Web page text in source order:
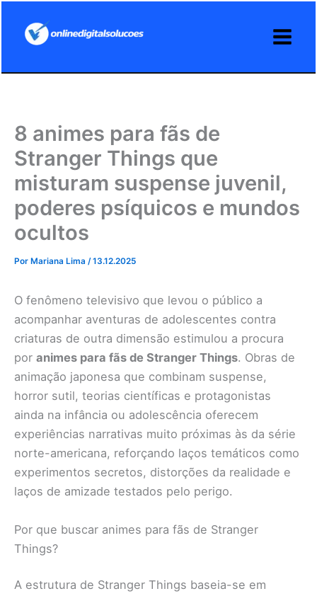
8 animes para fãs de
Stranger Things que
misturam suspense juvenil,
poderes psíquicos e mundos
ocultos
Por Mariana Lima /13.12.2025
O fenômeno televisivo que levou o público a
acompanhar aventuras de adolescentes contra
criaturas de outra dimensão estimulou a procura
por animes para fãs de Stranger Things. Obras de
animação japonesa que combinam suspense,
horror sutil, teorias científicas e protagonistas
ainda na infância ou adolescência oferecem
experiências narrativas muito próximas às da série
norte-americana, reforçando laços temáticos como
experimentos secretos, distorções da realidade e
laços de amizade testados pelo perigo.
Por que buscar animes para fãs de Stranger
Things?
A estrutura de Stranger Things baseia-se em